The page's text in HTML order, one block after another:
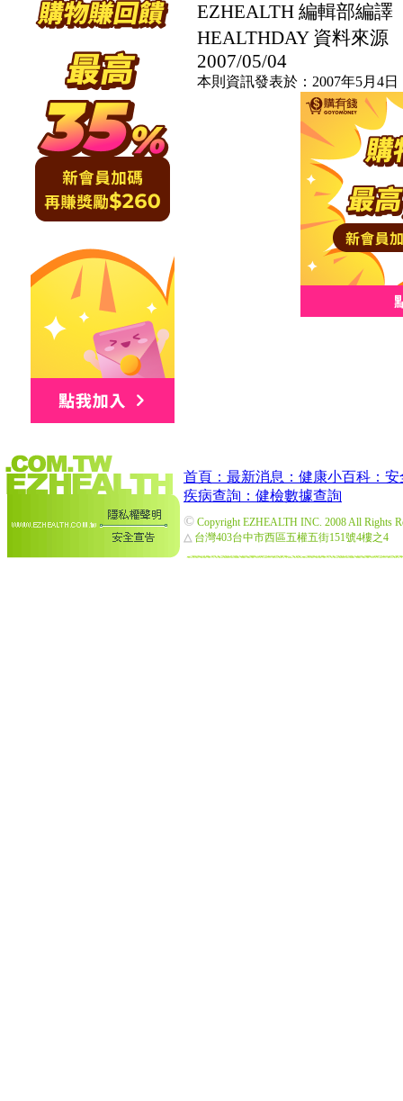
EZHEALTH 編輯部編譯
HEALTHDAY 資料來源
2007/05/04
本則資訊發表於：2007年5月4日
首頁： 最新消息： 健康小百科： 安
疾病查詢： 健檢數據查詢
© Copyright EZHEALTH INC. 2008 All Rights
△ 台灣403台中市西區五權五街151號4樓之4